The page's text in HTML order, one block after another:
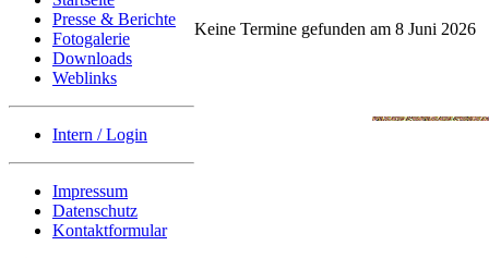
Presse & Berichte
Fotogalerie
Downloads
Weblinks
Intern / Login
Impressum
Datenschutz
Kontaktformular
Keine Termine gefunden am 8 Juni 2026